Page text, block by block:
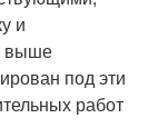
и
выше
под эти
работ